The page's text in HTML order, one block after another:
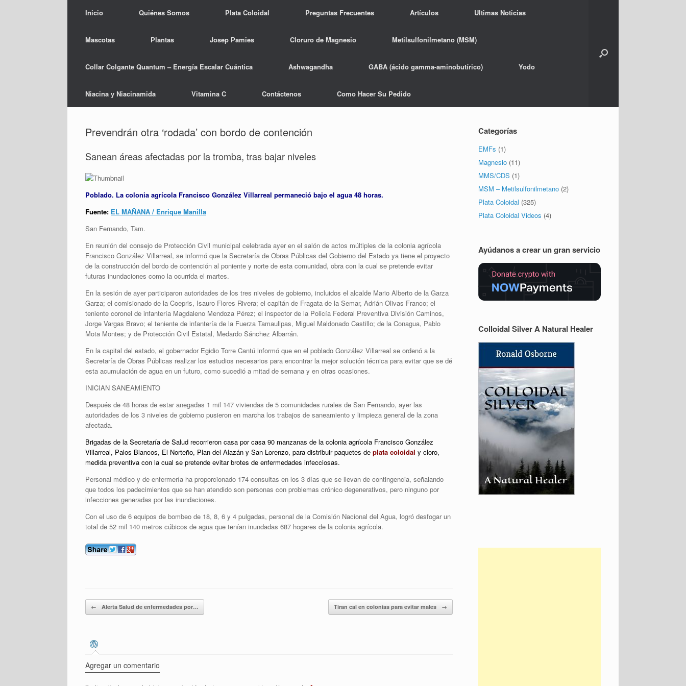
Inicio Quiénes Somos Plata Coloidal Preguntas Frecuentes Artículos Ultimas Noticias
Mascotas Plantas Josep Pamies Cloruro de Magnesio Metilsulfonilmetano (MSM)
Collar Colgante Quantum – Energía Escalar Cuántica Ashwagandha GABA (ácido gamma-aminobutírico) Yodo
Niacina y Niacinamida Vitamina C Contáctenos Como Hacer Su Pedido
Prevendrán otra ‘rodada’ con bordo de contención
Sanean áreas afectadas por la tromba, tras bajar niveles
Poblado. La colonia agrícola Francisco González Villarreal permaneció bajo el agua 48 horas.
Fuente: EL MAÑANA / Enrique Manilla
San Fernando, Tam.
En reunión del consejo de Protección Civil municipal celebrada ayer en el salón de actos múltiples de la colonia agrícola
Francisco González Villarreal, se informó que la Secretaría de Obras Públicas del Gobierno del Estado ya tiene el proyecto
de la construcción del bordo de contención al poniente y norte de esta comunidad, obra con la cual se pretende evitar
futuras inundaciones como la ocurrida el martes.
En la sesión de ayer participaron autoridades de los tres niveles de gobierno, incluidos el alcalde Mario Alberto de la Garza
Garza; el comisionado de la Coepris, Isauro Flores Rivera; el capitán de Fragata de la Semar, Adrián Olivas Franco; el
teniente coronel de infantería Magdaleno Mendoza Pérez; el inspector de la Policía Federal Preventiva División Caminos,
Jorge Vargas Bravo; el teniente de infantería de la Fuerza Tamaulipas, Miguel Maldonado Castillo; de la Conagua, Pablo
Mota Montes; y de Protección Civil Estatal, Medardo Sánchez Albarrán.
En la capital del estado, el gobernador Egidio Torre Cantú informó que en el poblado González Villarreal se ordenó a la
Secretaría de Obras Públicas realizar los estudios necesarios para encontrar la mejor solución técnica para evitar que se dé
esta acumulación de agua en un futuro, como sucedió a mitad de semana y en otras ocasiones.
INICIAN SANEAMIENTO
Después de 48 horas de estar anegadas 1 mil 147 viviendas de 5 comunidades rurales de San Fernando, ayer las
autoridades de los 3 niveles de gobierno pusieron en marcha los trabajos de saneamiento y limpieza general de la zona
afectada.
Brigadas de la Secretaría de Salud recorrieron casa por casa 90 manzanas de la colonia agrícola Francisco González
Villarreal, Palos Blancos, El Norteño, Plan del Alazán y San Lorenzo, para distribuir paquetes de plata coloidal y cloro,
medida preventiva con la cual se pretende evitar brotes de enfermedades infecciosas.
Personal médico y de enfermería ha proporcionado 174 consultas en los 3 días que se llevan de contingencia, señalando
que todos los padecimientos que se han atendido son personas con problemas crónico degenerativos, pero ninguno por
infecciones generadas por las inundaciones.
Con el uso de 6 equipos de bombeo de 18, 8, 6 y 4 pulgadas, personal de la Comisión Nacional del Agua, logró desfogar un
total de 52 mil 140 metros cúbicos de agua que tenían inundadas 687 hogares de la colonia agrícola.
Navegador de entradas
← Alerta Salud de enfermedades por… Tiran cal en colonias para evitar males →
Agregar un comentario
Categorías
EMFs (1)
Magnesio (11)
MMS/CDS (1)
MSM – Metilsulfonilmetano (2)
Plata Coloidal (325)
Plata Coloidal Videos (4)
Ayúdanos a crear un gran servicio
Colloidal Silver A Natural Healer